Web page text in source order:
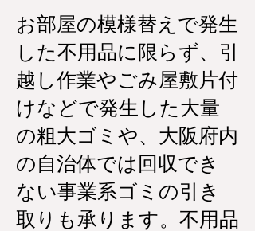
お部屋の模様替えで発生
した不用品に限らず、引
越し作業やごみ屋敷片付
けなどで発生した大量
の粗大ゴミや、大阪府内
の自治体では回収でき
ない事業系ゴミの引き
取りも承ります。不用品